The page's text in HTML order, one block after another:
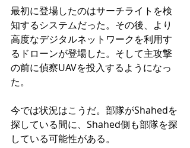
最初に登場したのはサーチライトを検
知するシステムだった。その後、より
高度なデジタルネットワークを利用す
るドローンが登場した。そして主攻撃
の前に偵察UAVを投入するようになっ
た。
今では状況はこうだ。部隊がShahedを
探している間に、Shahed側も部隊を探
している可能性がある。